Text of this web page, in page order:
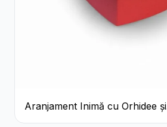
Aranjament Inimă cu Orhidee și
Floarea Miresei